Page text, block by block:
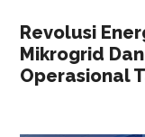
Revolusi
Mikrogrid
Operasional